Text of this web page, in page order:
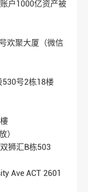
户1000亿资产被
欢聚大厦（微信
号2栋18楼
）
狮汇B栋503
Ave ACT 2601